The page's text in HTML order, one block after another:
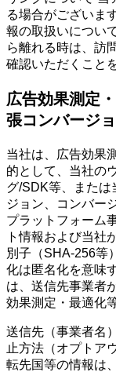
る場合がございま
報の取扱いについ
ら離れる時は、訪
確認いただくこと
広告効果測定
張コンバージ
当社は、広告効果
的として、当社の
グ/SDK等、または
ジョン、コンバー
プラットフォーム
ト情報および当社
別子（SHA-256等
化は匿名化を意味
は、送信先事業者
効果測定・最適化
送信先（事業者名
止方法（オプトア
転先国等の情報は